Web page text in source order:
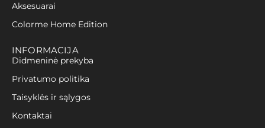
Aksesuarai
Colorme Home Edition
INFORMACIJA
Didmeninė prekyba
Privatumo politika
Taisyklės ir sąlygos
Kontaktai